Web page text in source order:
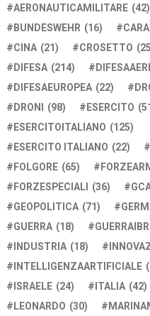
AERONAUTICAMILITARE (42)
BUNDESWEHR (16)
CINA (21) CROSETTO
DIFESA (214)
DIFESAEUROPEA (22)
DRONI (98) ESERCITO
ESERCITOITALIANO (125)
ESERCITO ITALIANO (22)
FOLGORE (65)
FORZESPECIALI (36)
GEOPOLITICA (71)
GUERRA (18)
INDUSTRIA (18)
INTELLIGENZAARTIFICIALE
ISRAELE (24) ITALIA (42)
LEONARDO (30)